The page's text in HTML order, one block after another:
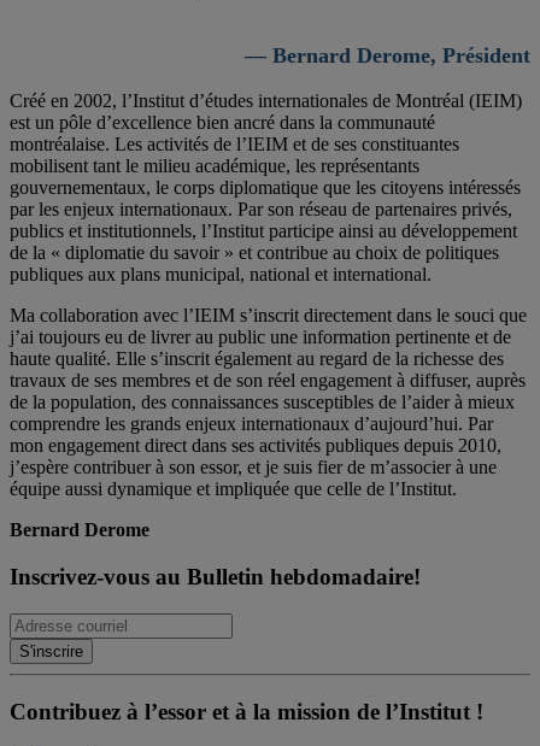
— Bernard Derome, Président
Créé en 2002, l’Institut d’études internationales de Montréal (IEIM)
est un pôle d’excellence bien ancré dans la communauté
montréalaise. Les activités de l’IEIM et de ses constituantes
mobilisent tant le milieu académique, les représentants
gouvernementaux, le corps diplomatique que les citoyens intéressés
par les enjeux internationaux. Par son réseau de partenaires privés,
publics et institutionnels, l’Institut participe ainsi au développement
de la « diplomatie du savoir » et contribue au choix de politiques
publiques aux plans municipal, national et international.
Ma collaboration avec l’IEIM s’inscrit directement dans le souci que
j’ai toujours eu de livrer au public une information pertinente et de
haute qualité. Elle s’inscrit également au regard de la richesse des
travaux de ses membres et de son réel engagement à diffuser, auprès
de la population, des connaissances susceptibles de l’aider à mieux
comprendre les grands enjeux internationaux d’aujourd’hui. Par
mon engagement direct dans ses activités publiques depuis 2010,
j’espère contribuer à son essor, et je suis fier de m’associer à une
équipe aussi dynamique et impliquée que celle de l’Institut.
Bernard Derome
Inscrivez-vous au Bulletin hebdomadaire!
Contribuez à l’essor et à la mission de l’Institut !